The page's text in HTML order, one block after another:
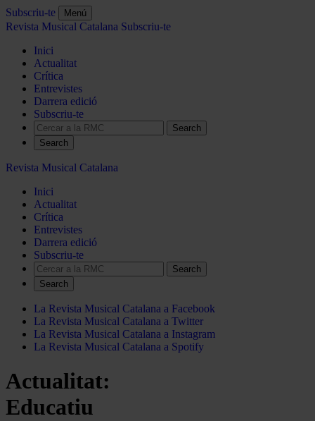
Subscriu-te Menú
Revista Musical Catalana Subscriu-te
Inici
Actualitat
Crítica
Entrevistes
Darrera edició
Subscriu-te
Search
Revista Musical Catalana
Inici
Actualitat
Crítica
Entrevistes
Darrera edició
Subscriu-te
Search
La Revista Musical Catalana a Facebook
La Revista Musical Catalana a Twitter
La Revista Musical Catalana a Instagram
La Revista Musical Catalana a Spotify
Actualitat:
Educatiu